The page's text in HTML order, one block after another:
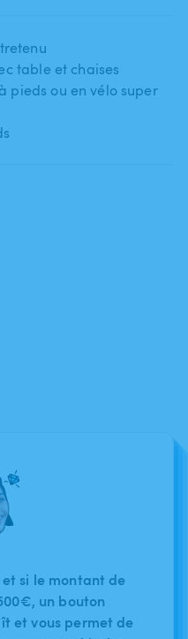
table et chaises
pieds ou en vélo super
si le montant de
un bouton
et vous permet de